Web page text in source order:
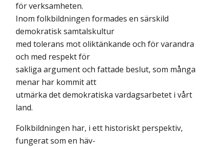
för verksamheten.
Inom folkbildningen formades en särskild
demokratisk samtalskultur
med tolerans mot oliktänkande och för varandra
och med respekt för
sakliga argument och fattade beslut, som många
menar har kommit att
utmärka det demokratiska vardagsarbetet i vårt
land.
Folkbildningen har, i ett historiskt perspektiv,
fungerat som en häv-